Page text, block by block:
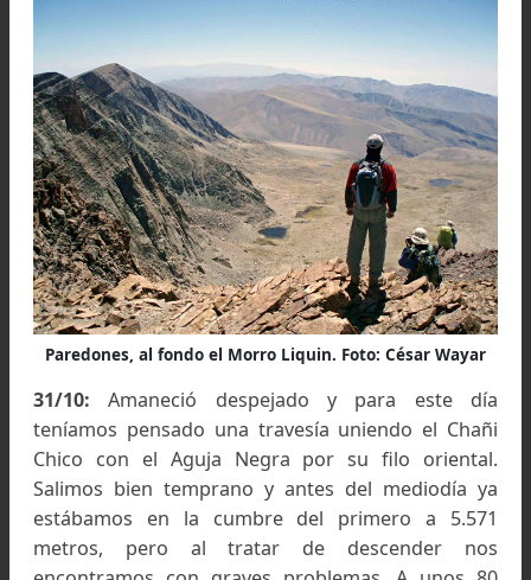
El filo continúa con orientación nornordeste
cuatro kilómetros más hasta un último pico.
cuatrocientos metros abajo, se encuentra la
del Anfiteatro Norte surcado por morenas y
tres hermosas lagunas permanentes, una de
brillante color verdoso. Recorrimos todo el
dejando nuestros testimonios en las
prominencias que posee: la primera es un
ubicado a un kilómetro del abra al que
Morro Capacocha(GPS: 5.208 m.), en
nombre del ritual realizado por los incas
cumbre principal del Chañi, en donde
sacrificado un niño de 5 años y que
descubierto por el Teniente Pérez en 1905.
El segundo, mucho más saliente y
final, lo denominamosPico Liquín(GPS: 5.153